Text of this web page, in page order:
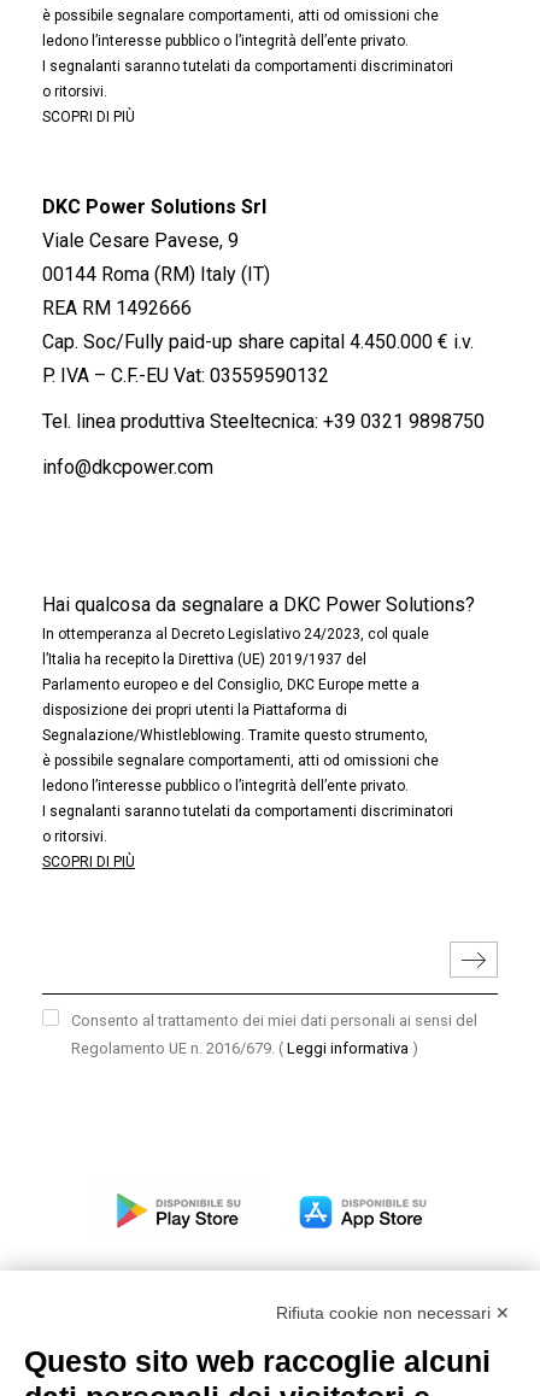
è possibile segnalare comportamenti, atti od omissioni che
ledono l’interesse pubblico o l’integrità dell’ente privato.
I segnalanti saranno tutelati da comportamenti discriminatori
o ritorsivi.
SCOPRI DI PIÙ
DKC Power Solutions Srl
Viale Cesare Pavese, 9
00144 Roma (RM) Italy (IT)
REA RM 1492666
Cap. Soc/Fully paid-up share capital 4.450.000 € i.v.
P. IVA – C.F.-EU Vat: 03559590132
Tel. linea produttiva Steeltecnica: +39 0321 9898750
info@dkcpower.com
Hai qualcosa da segnalare a DKC Power Solutions?
In ottemperanza al Decreto Legislativo 24/2023, col quale
l’Italia ha recepito la Direttiva (UE) 2019/1937 del
Parlamento europeo e del Consiglio, DKC Europe mette a
disposizione dei propri utenti la Piattaforma di
Segnalazione/Whistleblowing. Tramite questo strumento,
è possibile segnalare comportamenti, atti od omissioni che
ledono l’interesse pubblico o l’integrità dell’ente privato.
I segnalanti saranno tutelati da comportamenti discriminatori
o ritorsivi.
SCOPRI DI PIÙ
Consento al trattamento dei miei dati personali ai sensi del
Regolamento UE n. 2016/679. ( Leggi informativa )
Modello organizzativo, gestione e controllo – D. lgs.
Rifiuta cookie non necessari ✕
Questo sito web raccoglie alcuni